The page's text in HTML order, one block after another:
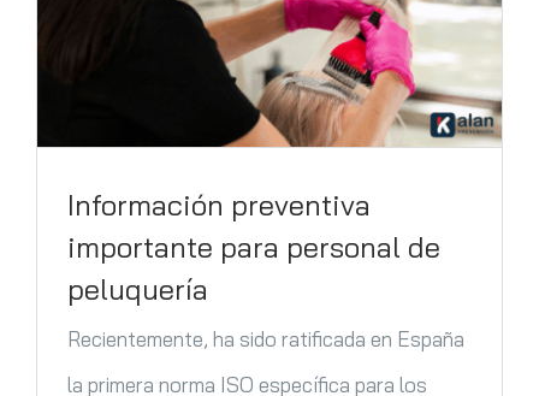
Información preventiva
importante para personal de
peluquería
Recientemente, ha sido ratificada en España
la primera norma ISO específica para los